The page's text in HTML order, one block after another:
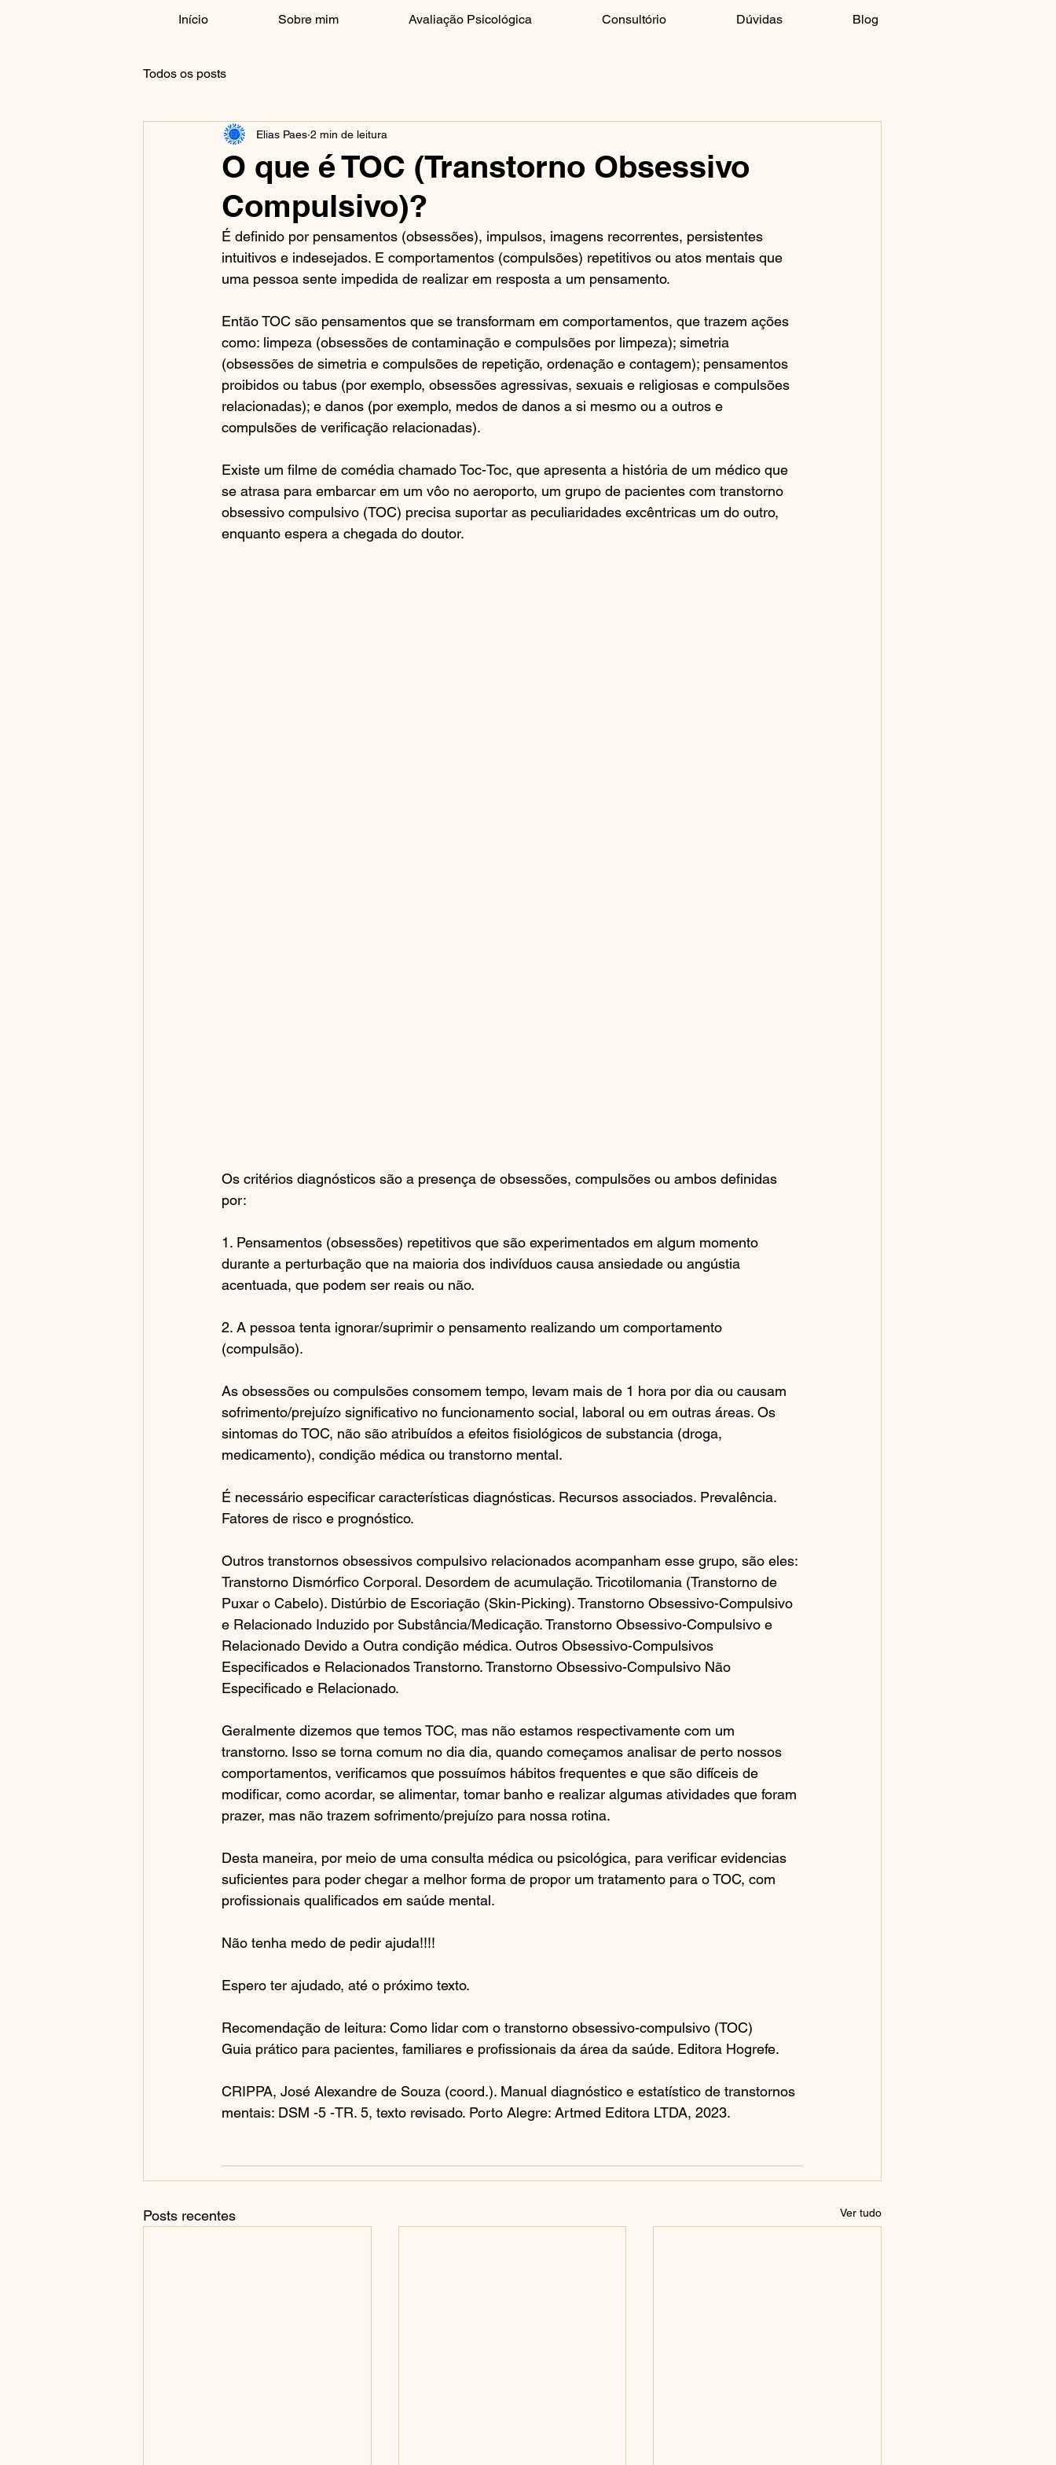
Início Sobre mim Avaliação Psicológica Consultório Dúvidas Blog
Todos os posts
O que é TOC (Transtorno Obsessivo
Compulsivo)?
Elias Paes 2 min de leitura
É definido por pensamentos (obsessões), impulsos, imagens recorrentes, persistentes
intuitivos e indesejados. E comportamentos (compulsões) repetitivos ou atos mentais que
uma pessoa sente impedida de realizar em resposta a um pensamento.
Então TOC são pensamentos que se transformam em comportamentos, que trazem ações
como: limpeza (obsessões de contaminação e compulsões por limpeza); simetria
(obsessões de simetria e compulsões de repetição, ordenação e contagem); pensamentos
proibidos ou tabus (por exemplo, obsessões agressivas, sexuais e religiosas e compulsões
relacionadas); e danos (por exemplo, medos de danos a si mesmo ou a outros e
compulsões de verificação relacionadas).
Existe um filme de comédia chamado Toc-Toc, que apresenta a história de um médico que
se atrasa para embarcar em um vôo no aeroporto, um grupo de pacientes com transtorno
obsessivo compulsivo (TOC) precisa suportar as peculiaridades excêntricas um do outro,
enquanto espera a chegada do doutor.
Os critérios diagnósticos são a presença de obsessões, compulsões ou ambos definidas
por:
1. Pensamentos (obsessões) repetitivos que são experimentados em algum momento
durante a perturbação que na maioria dos indivíduos causa ansiedade ou angústia
acentuada, que podem ser reais ou não.
2. A pessoa tenta ignorar/suprimir o pensamento realizando um comportamento
(compulsão).
As obsessões ou compulsões consomem tempo, levam mais de 1 hora por dia ou causam
sofrimento/prejuízo significativo no funcionamento social, laboral ou em outras áreas. Os
sintomas do TOC, não são atribuídos a efeitos fisiológicos de substancia (droga,
medicamento), condição médica ou transtorno mental.
É necessário especificar características diagnósticas. Recursos associados. Prevalência.
Fatores de risco e prognóstico.
Outros transtornos obsessivos compulsivo relacionados acompanham esse grupo, são eles:
Transtorno Dismórfico Corporal. Desordem de acumulação. Tricotilomania (Transtorno de
Puxar o Cabelo). Distúrbio de Escoriação (Skin-Picking). Transtorno Obsessivo-Compulsivo
e Relacionado Induzido por Substância/Medicação. Transtorno Obsessivo-Compulsivo e
Relacionado Devido a Outra condição médica. Outros Obsessivo-Compulsivos
Especificados e Relacionados Transtorno. Transtorno Obsessivo-Compulsivo Não
Especificado e Relacionado.
Geralmente dizemos que temos TOC, mas não estamos respectivamente com um
transtorno. Isso se torna comum no dia dia, quando começamos analisar de perto nossos
comportamentos, verificamos que possuímos hábitos frequentes e que são difíceis de
modificar, como acordar, se alimentar, tomar banho e realizar algumas atividades que foram
prazer, mas não trazem sofrimento/prejuízo para nossa rotina.
Desta maneira, por meio de uma consulta médica ou psicológica, para verificar evidencias
suficientes para poder chegar a melhor forma de propor um tratamento para o TOC, com
profissionais qualificados em saúde mental.
Não tenha medo de pedir ajuda!!!!
Espero ter ajudado, até o próximo texto.
Recomendação de leitura: Como lidar com o transtorno obsessivo-compulsivo (TOC)
Guia prático para pacientes, familiares e profissionais da área da saúde. Editora Hogrefe.
CRIPPA, José Alexandre de Souza (coord.). Manual diagnóstico e estatístico de transtornos
mentais: DSM -5 -TR. 5, texto revisado. Porto Alegre: Artmed Editora LTDA, 2023.
Posts recentes Ver tudo